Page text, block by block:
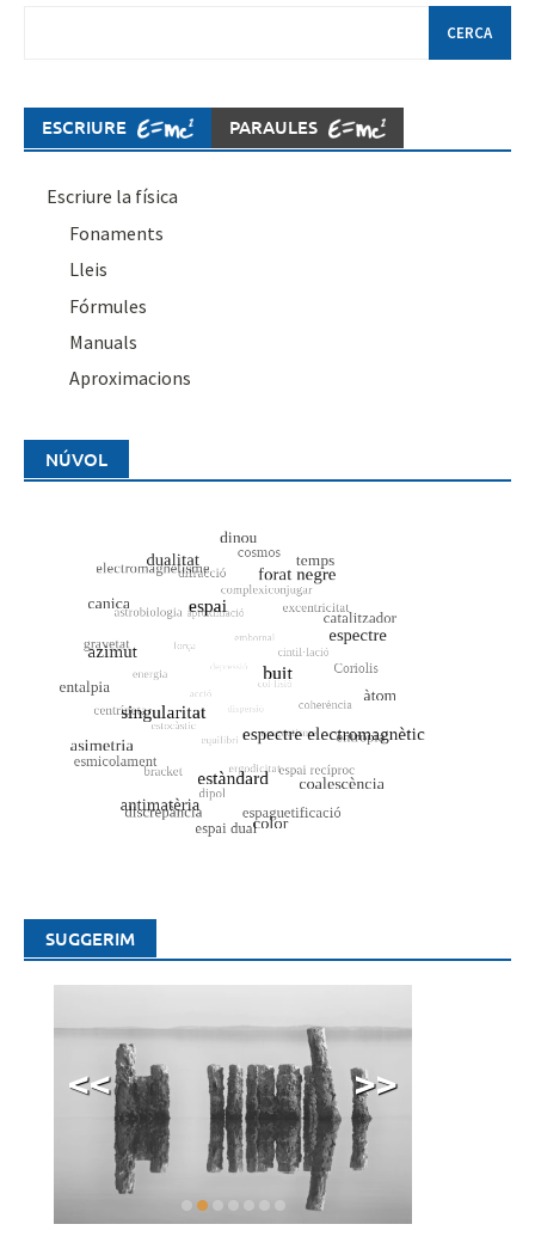
ESCRIURE PARAULES
Escriure la física
Fonaments
Lleis
Fórmules
Manuals
Aproximacions
NÚVOL
SUGGERIM
<< >>